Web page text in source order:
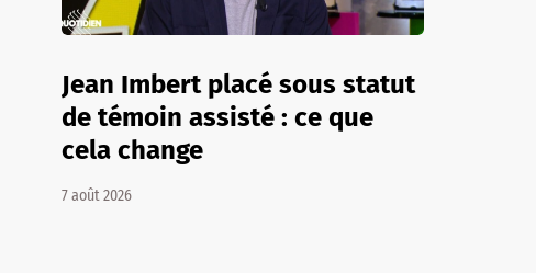
Jean Imbert placé sous statut
de témoin assisté : ce que
cela change
7 août 2026